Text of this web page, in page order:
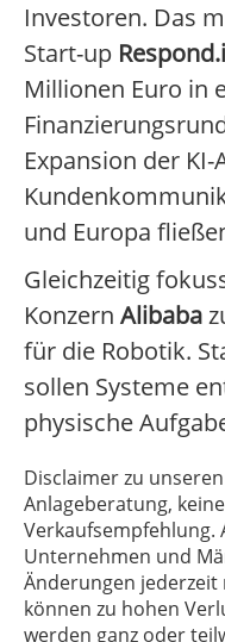
Investoren. Das
Start-up
Millionen Euro in
Expansion der
und Europa
Gleichzeitig
Konzern Alibaba
für die Robotik.
sollen Systeme
physische
Disclaimer zu
Anlageberatung,
Verkaufsempfehlung.
Unternehmen und
Änderungen
können zu hohen
werden ganz oder